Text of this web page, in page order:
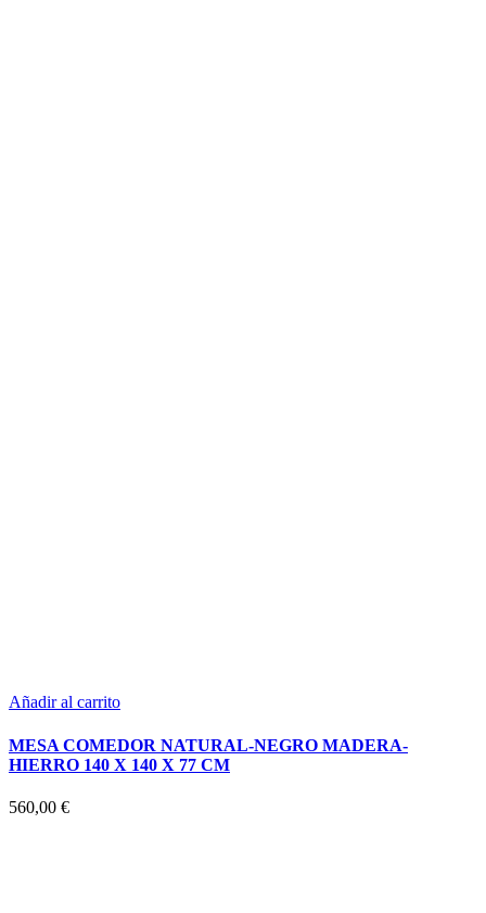
Añadir al carrito
MESA COMEDOR NATURAL-NEGRO MADERA-
HIERRO 140 X 140 X 77 CM
560,00 €